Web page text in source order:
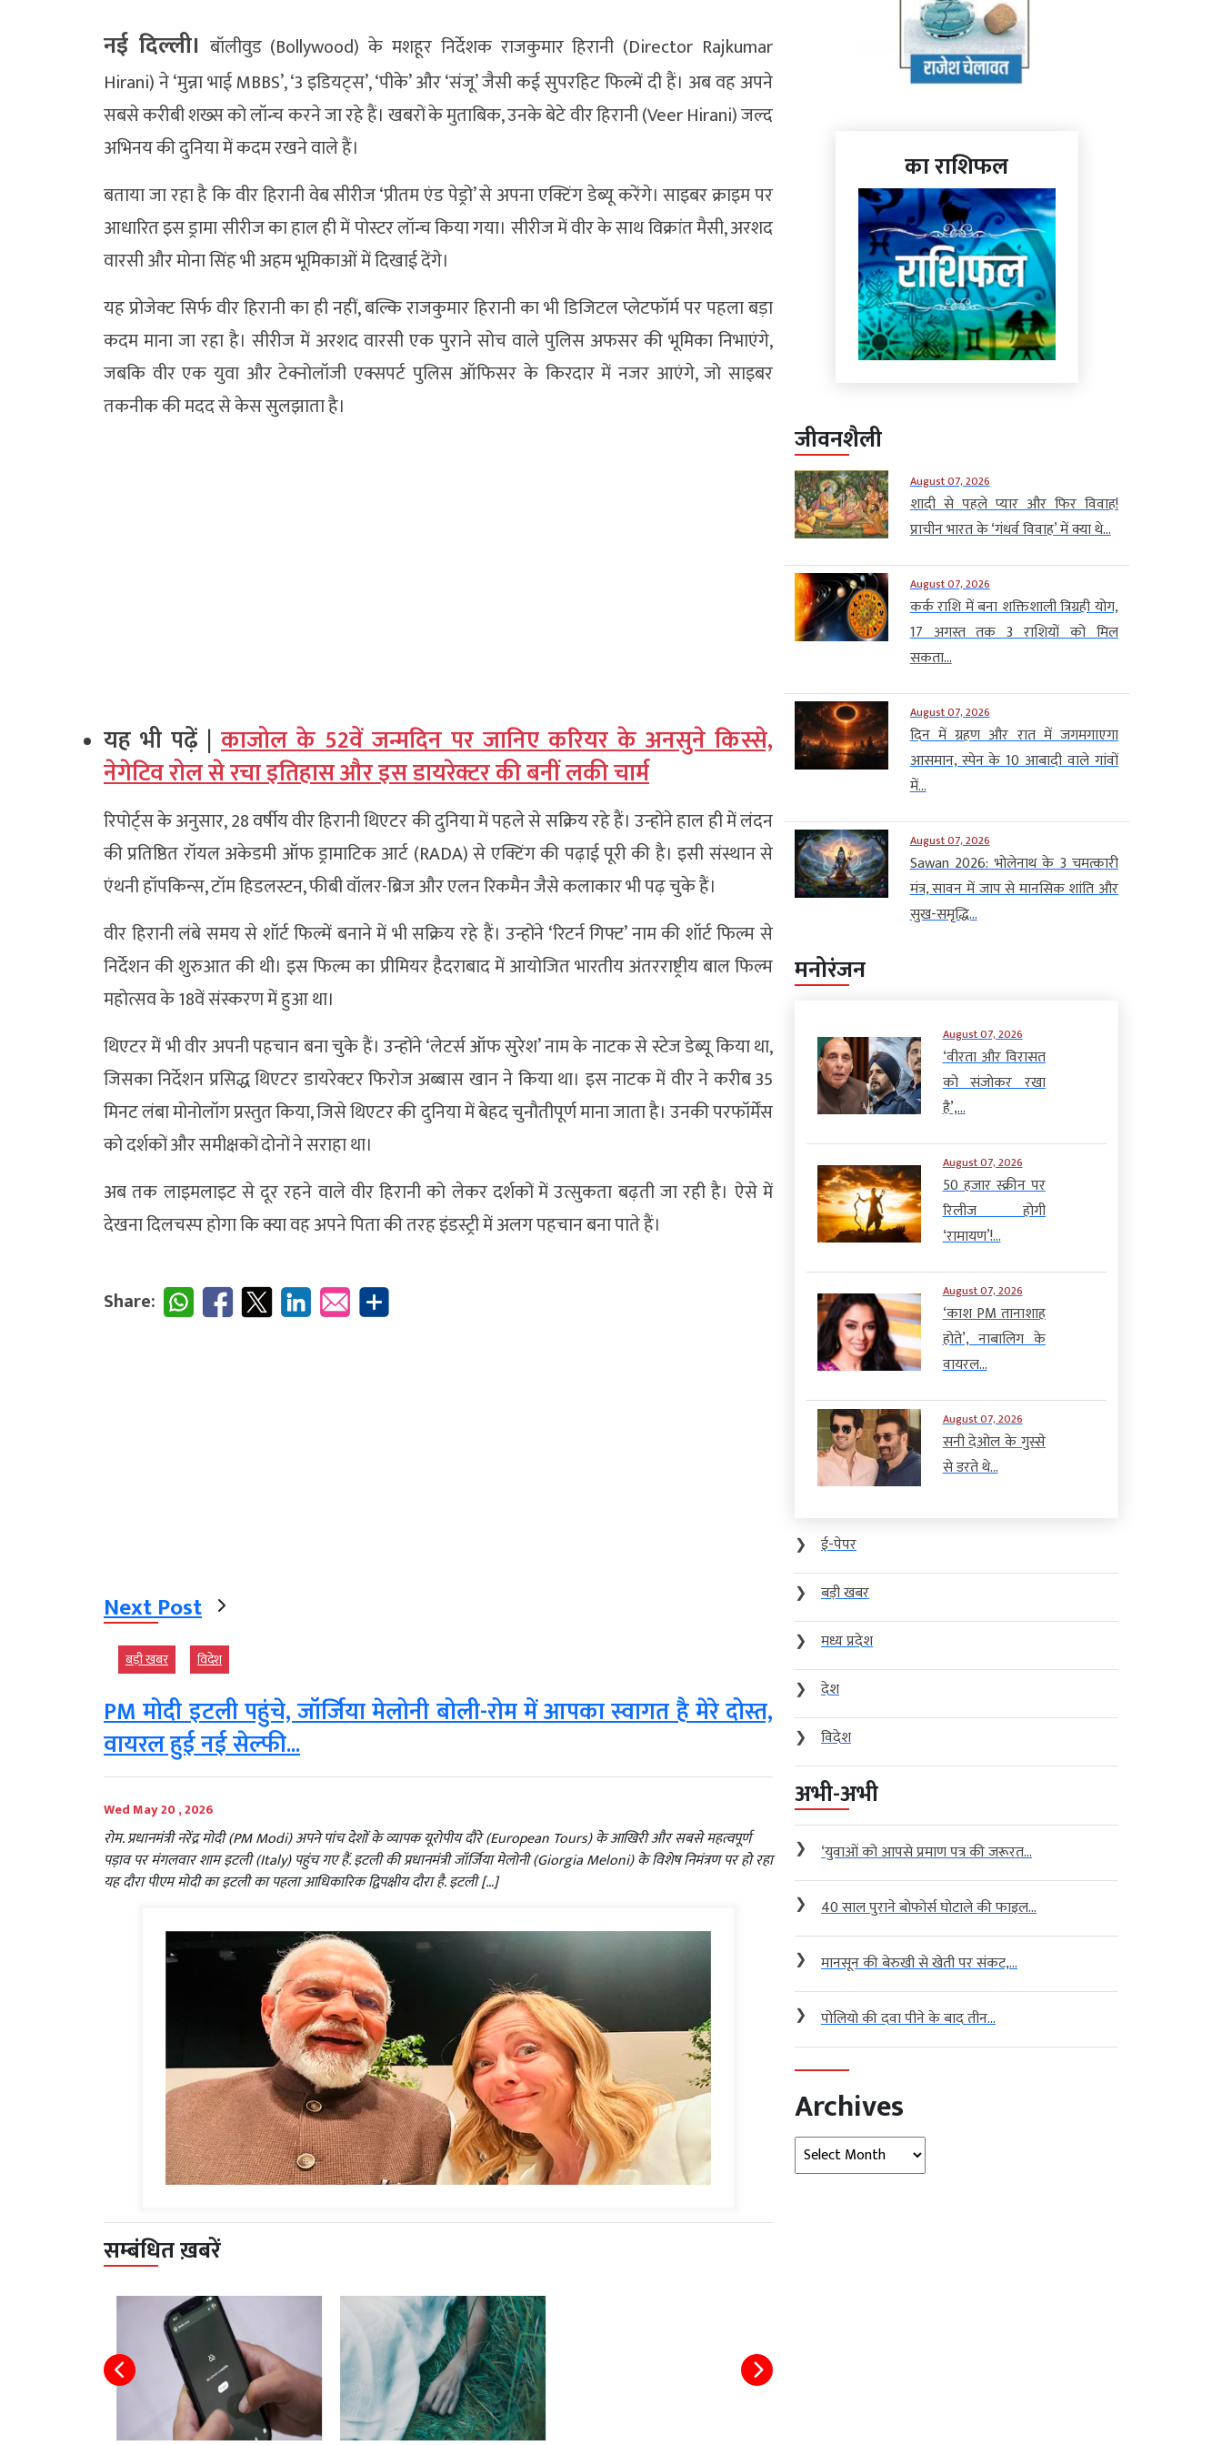
नई दिल्ली। बॉलीवुड (Bollywood) के मशहूर निर्देशक राजकुमार हिरानी (Director Rajkumar
Hirani) ने ‘मुन्ना भाई MBBS’, ‘3 इडियट्स’, ‘पीके’ और ‘संजू’ जैसी कई सुपरहिट फिल्में दी हैं। अब वह अपने
सबसे करीबी शख्स को लॉन्च करने जा रहे हैं। खबरों के मुताबिक, उनके बेटे वीर हिरानी (Veer Hirani) जल्द
अभिनय की दुनिया में कदम रखने वाले हैं।
बताया जा रहा है कि वीर हिरानी वेब सीरीज ‘प्रीतम एंड पेड्रो’ से अपना एक्टिंग डेब्यू करेंगे। साइबर क्राइम पर
आधारित इस ड्रामा सीरीज का हाल ही में पोस्टर लॉन्च किया गया। सीरीज में वीर के साथ विक्रांत मैसी, अरशद
वारसी और मोना सिंह भी अहम भूमिकाओं में दिखाई देंगे।
यह प्रोजेक्ट सिर्फ वीर हिरानी का ही नहीं, बल्कि राजकुमार हिरानी का भी डिजिटल प्लेटफॉर्म पर पहला बड़ा
कदम माना जा रहा है। सीरीज में अरशद वारसी एक पुराने सोच वाले पुलिस अफसर की भूमिका निभाएंगे,
जबकि वीर एक युवा और टेक्नोलॉजी एक्सपर्ट पुलिस ऑफिसर के किरदार में नजर आएंगे, जो साइबर
तकनीक की मदद से केस सुलझाता है।
यह भी पढ़ें | काजोल के 52वें जन्मदिन पर जानिए करियर के अनसुने किस्से,
नेगेटिव रोल से रचा इतिहास और इस डायरेक्टर की बनीं लकी चार्म
रिपोर्ट्स के अनुसार, 28 वर्षीय वीर हिरानी थिएटर की दुनिया में पहले से सक्रिय रहे हैं। उन्होंने हाल ही में लंदन
की प्रतिष्ठित रॉयल अकेडमी ऑफ ड्रामाटिक आर्ट (RADA) से एक्टिंग की पढ़ाई पूरी की है। इसी संस्थान से
एंथनी हॉपकिन्स, टॉम हिडलस्टन, फीबी वॉलर-ब्रिज और एलन रिकमैन जैसे कलाकार भी पढ़ चुके हैं।
वीर हिरानी लंबे समय से शॉर्ट फिल्में बनाने में भी सक्रिय रहे हैं। उन्होंने ‘रिटर्न गिफ्ट’ नाम की शॉर्ट फिल्म से
निर्देशन की शुरुआत की थी। इस फिल्म का प्रीमियर हैदराबाद में आयोजित भारतीय अंतरराष्ट्रीय बाल फिल्म
महोत्सव के 18वें संस्करण में हुआ था।
थिएटर में भी वीर अपनी पहचान बना चुके हैं। उन्होंने ‘लेटर्स ऑफ सुरेश’ नाम के नाटक से स्टेज डेब्यू किया था,
जिसका निर्देशन प्रसिद्ध थिएटर डायरेक्टर फिरोज अब्बास खान ने किया था। इस नाटक में वीर ने करीब 35
मिनट लंबा मोनोलॉग प्रस्तुत किया, जिसे थिएटर की दुनिया में बेहद चुनौतीपूर्ण माना जाता है। उनकी परफॉर्मेंस
को दर्शकों और समीक्षकों दोनों ने सराहा था।
अब तक लाइमलाइट से दूर रहने वाले वीर हिरानी को लेकर दर्शकों में उत्सुकता बढ़ती जा रही है। ऐसे में
देखना दिलचस्प होगा कि क्या वह अपने पिता की तरह इंडस्ट्री में अलग पहचान बना पाते हैं।
Share:
Next Post
बड़ी खबर विदेश
PM मोदी इटली पहुंचे, जॉर्जिया मेलोनी बोली-रोम में आपका स्वागत है मेरे दोस्त,
वायरल हुई नई सेल्फी...
Wed May 20 , 2026
रोम. प्रधानमंत्री नरेंद्र मोदी (PM Modi) अपने पांच देशों के व्यापक यूरोपीय दौरे (European Tours) के आखिरी और सबसे महत्वपूर्ण
पड़ाव पर मंगलवार शाम इटली (Italy) पहुंच गए हैं. इटली की प्रधानमंत्री जॉर्जिया मेलोनी (Giorgia Meloni) के विशेष निमंत्रण पर हो रहा
यह दौरा पीएम मोदी का इटली का पहला आधिकारिक द्विपक्षीय दौरा है. इटली […]
सम्बंधित ख़बरें
का राशिफल
जीवनशैली
August 07, 2026
शादी से पहले प्यार और फिर विवाह!
प्राचीन भारत के ‘गंधर्व विवाह’ में क्या थे...
August 07, 2026
कर्क राशि में बना शक्तिशाली त्रिग्रही योग,
17 अगस्त तक 3 राशियों को मिल
सकता...
August 07, 2026
दिन में ग्रहण और रात में जगमगाएगा
आसमान, स्पेन के 10 आबादी वाले गांवों
में...
August 07, 2026
Sawan 2026: भोलेनाथ के 3 चमत्कारी
मंत्र, सावन में जाप से मानसिक शांति और
सुख-समृद्धि...
मनोरंजन
August 07, 2026
‘वीरता और विरासत
को संजोकर रखा
है’,...
August 07, 2026
50 हजार स्क्रीन पर
रिलीज होगी
‘रामायण’!...
August 07, 2026
‘काश PM तानाशाह
होते’, नाबालिग के
वायरल...
August 07, 2026
सनी देओल के गुस्से
से डरते थे...
❯
ई-पेपर
❯
बड़ी खबर
❯
मध्य प्रदेश
❯
देश
❯
विदेश
अभी-अभी
❯ ‘युवाओं को आपसे प्रमाण पत्र की जरूरत...
❯ 40 साल पुराने बोफोर्स घोटाले की फाइल...
❯ मानसून की बेरुखी से खेती पर संकट,...
❯ पोलियो की दवा पीने के बाद तीन...
Archives
Archives